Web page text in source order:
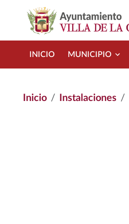
INICIO MUNICIPIO
Inicio Instalaciones